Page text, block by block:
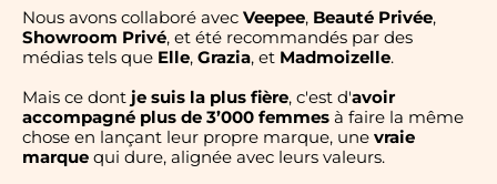
Nous avons collaboré avec Veepee, Beauté Privée,
Showroom Privé, et été recommandés par des
médias tels que Elle, Grazia, et Madmoizelle.
Mais ce dont je suis la plus fière, c'est d'avoir
accompagné plus de 3’000 femmes à faire la même
chose en lançant leur propre marque, une vraie
marque qui dure, alignée avec leurs valeurs.